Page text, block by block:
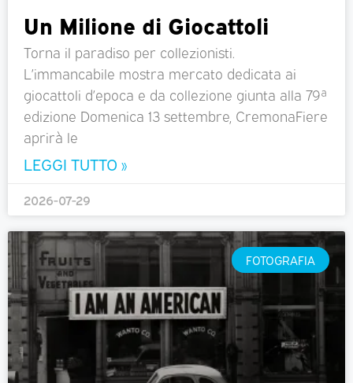
Un Milione di Giocattoli
Torna il paradiso per collezionisti.
L’immancabile mostra mercato dedicata ai
giocattoli d’epoca e da collezione giunta alla 79ª
edizione Domenica 13 settembre, CremonaFiere
aprirà le
LEGGI TUTTO »
2026-07-29
FOTOGRAFIA